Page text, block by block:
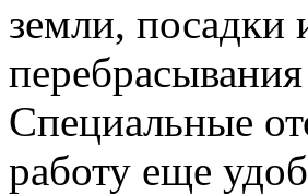
земли, посадки
Специальные
работу еще